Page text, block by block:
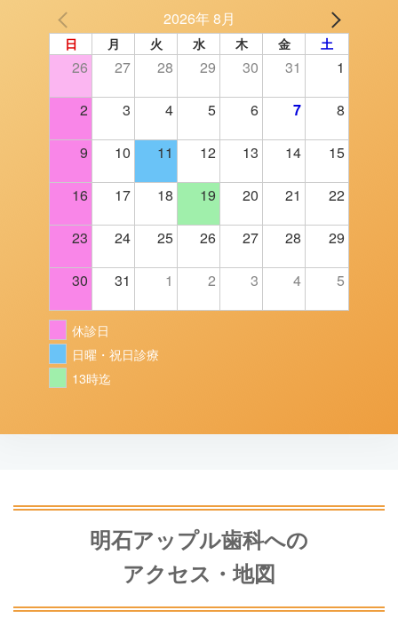
2026年 8月
日 月 火 水 木 金 土
26 27 28 29 30 31 1
2 3 4 5 6 7 8
9 10 11 12 13 14 15
16 17 18 19 20 21 22
23 24 25 26 27 28 29
30 31 1 2 3 4 5
休診日
日曜・祝日診療
13時迄
明石アップル歯科への
アクセス・地図